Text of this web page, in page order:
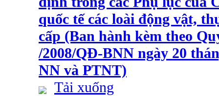
quốc tế các loài động vật,
cấp (Ban hành kèm theo
/2008/QĐ-BNN ngày 20
NN và PTNT)
Tải xuống